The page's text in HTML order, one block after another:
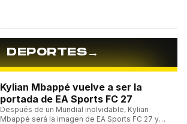
DEPORTES→
Kylian Mbappé vuelve a ser la
portada de EA Sports FC 27
Después de un Mundial inolvidable, Kylian
Mbappé será la imagen de EA Sports FC 27 y